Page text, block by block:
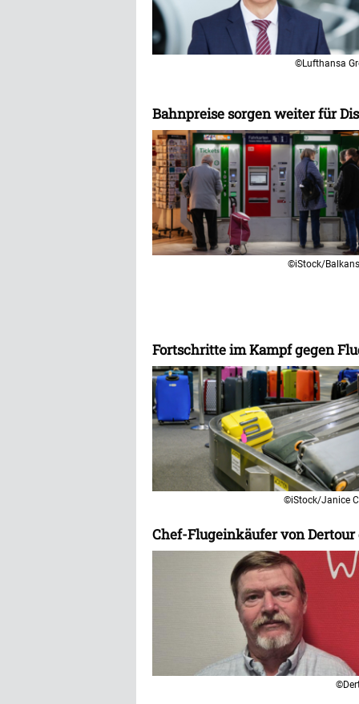
©Lufthansa
Bahnpreise sorgen weiter für
©iStock/
Fortschritte im Kampf gegen
©iStock/Janice
Chef-Flugeinkäufer von